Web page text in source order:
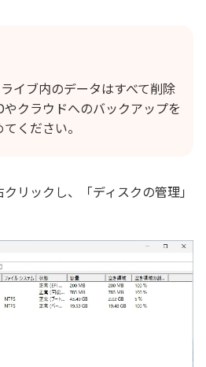
イブ内のデータはすべて削除
やクラウドへのバックアップを
ください。
リックし、「ディスクの管理」